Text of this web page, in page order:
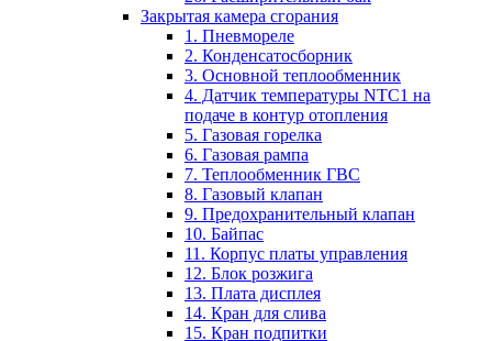
Закрытая камера сгорания
1. Пневмореле
2. Конденсатосборник
3. Основной теплообменник
4. Датчик температуры NTC1 на
подаче в контур отопления
5. Газовая горелка
6. Газовая рампа
7. Теплообменник ГВС
8. Газовый клапан
9. Предохранительный клапан
10. Байпас
11. Корпус платы управления
12. Блок розжига
13. Плата дисплея
14. Кран для слива
15. Кран подпитки